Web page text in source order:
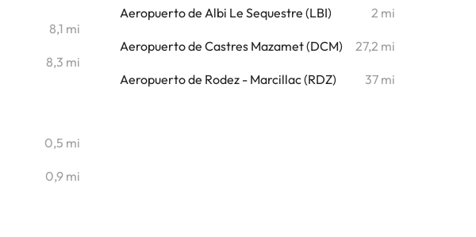
8,1 mi
8,3 mi
0,5 mi
0,9 mi
Aeropuerto de Albi Le Sequestre (LBI) 2 mi
Aeropuerto de Castres Mazamet (DCM) 27,2 mi
Aeropuerto de Rodez - Marcillac (RDZ) 37 mi